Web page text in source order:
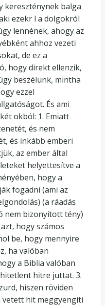
kereszténynek balga
ezekr l a dolgokról
lennének, ahogy az
ahhoz vezeti
de ez a
hogy direkt ellenzik,
beszélünk, mintha
ezzel
És ami
okból: 1. Emiatt
és nem
és inkább emberi
az ember által
helyettesítve a
hogy a
fogadni (ami az
(a ráadás
nem bizonyított tény)
hogy számos
be, hogy mennyire
ha valóban
a Biblia valóban
hitre juttat. 3.
hiszen röviden
vetett hit meggyengíti